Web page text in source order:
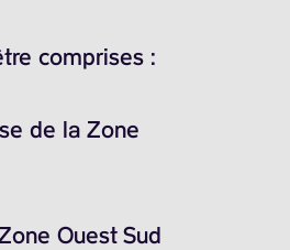
comprises :
de la Zone
Ouest Sud